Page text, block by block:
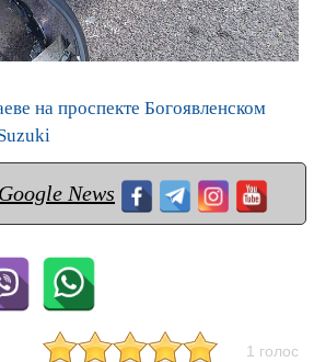
на проспекте Богоявленском
Google News
1 голос